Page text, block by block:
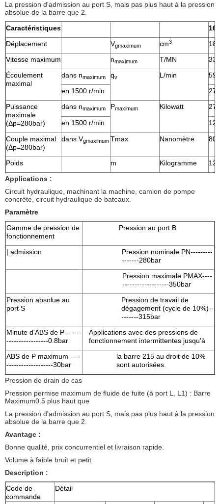
La pression d'admission au port S, mais pas plus haut à la pression
absolue de la barre que 2.
Caractéristiques
Déplacement
Vgmaximum cm3
18
Vitesse maximum
nmaximum T/MN
Écoulement
maximal
dans nmaximum qv L/min
en 1500 r/min
27
Puissance
maximale
(Δp=280bar)
dans nmaximum Pmaximum Kilowatt
en 1500 r/min
Couple maximal
(Δp=280bar)
dans Vgmaximum Tmax Nanomètre
Poids m Kilogramme
12
Applications :
Circuit hydraulique, machinant la machine, camion de pompe
concrète, circuit hydraulique de bateaux.
Paramètre
Gamme de pression de
fonctionnement
Pression au port B
| admission
Pression nominale PN---------
-------280bar
Pression maximale PMAX----
-------------------350bar
Pression absolue au
port S
Pression de travail de
dégagement (cycle de 10%)--
-------315bar
Minute d'ABS de P-------
-----------------0.8bar
Applications avec des pressions de
fonctionnement intermittentes jusqu'à
ABS de P maximum-----
-------------------30bar
la barre 215 au droit de 10%
sont autorisées.
Pression de drain de cas
Pression permise maximum de fluide de fuite (à port L, L1) : Barre
Maximum0.5 plus haut que
La pression d'admission au port S, mais pas plus haut à la pression
absolue de la barre que 2.
Avantage :
Bonne qualité, prix concurrentiel et livraison rapide.
Volume à faible bruit et petit
Description :
Code de
commande
Détail